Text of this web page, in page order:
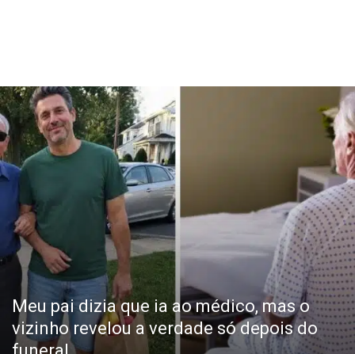
Meu pai dizia que ia ao médico, mas o
vizinho revelou a verdade só depois do